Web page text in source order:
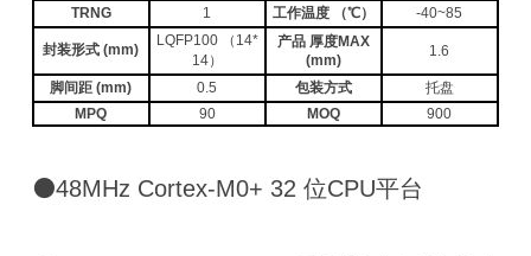
TRNG
1 工作温度 （℃） -40~85
封装形式 (mm)
LQFP100 （14*
14）
产品 厚度MAX
(mm)
1.6
脚间距 (mm) 0.5 包装方式
托盘
MPQ
90 MOQ 900
⚫48MHz Cortex-M0+ 32 位CPU平台